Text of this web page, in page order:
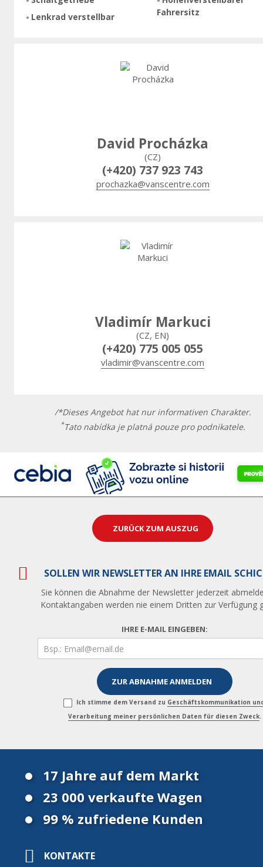
Lenkrad verstellbar
Fahrersitz
David Procházka
(CZ)
(+420) 737 923 743
prochazka@vanscentre.com
Vladimír Markuci
(CZ, EN)
(+420) 775 005 055
vladimir@vanscentre.com
/*Dieses Angebot hat nur informativen Charakter.
*Tato nabídka je platná pouze pro podnikatele.
ZURÜCK ZUM AUSZUG
SOLLEN WIR NEWSLETTER AN IHRE EMAIL
Sie können die Abnahme der Newsletter jederzeit
Kontaktangaben werden nie einem Dritten zur Verfügung
IHRE E-MAIL EINGEBEN:
Ich stimme dem Versand zu Geschäftskommunikation
Verarbeitung meiner persönlichen Daten für diesen Zweck.
17 Jahre auf dem Markt
23 000 verkaufte Wagen
99 % zufriedene Kunden
KONTAKTE